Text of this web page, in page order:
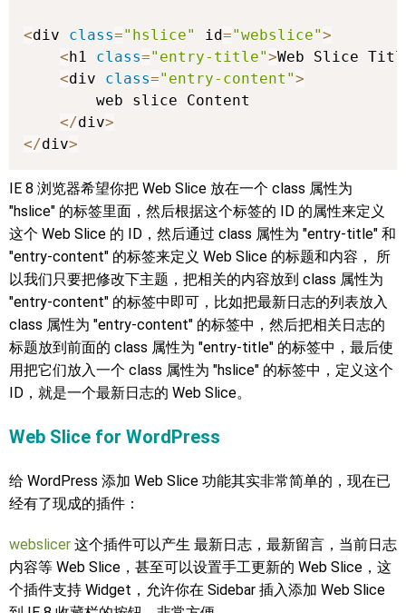
<div class="hslice" id="webslice">
<h1 class="entry-title">Web Slice
<div class="entry-content">
        web slice Content
</div>
</div>
IE 8 浏览器希望你把 Web Slice 放在一个 class 属性为
"hslice" 的标签里面，然后根据这个标签的 ID 的属性来定义
这个 Web Slice 的 ID，然后通过 class 属性为 "entry-title" 和
"entry-content" 的标签来定义 Web Slice 的标题和内容， 所
以我们只要把修改下主题，把相关的内容放到 class 属性为
"entry-content" 的标签中即可，比如把最新日志的列表放入
class 属性为 "entry-content" 的标签中，然后把相关日志的
标题放到前面的 class 属性为 "entry-title" 的标签中，最后使
用把它们放入一个 class 属性为 "hslice" 的标签中，定义这个
ID，就是一个最新日志的 Web Slice。
Web Slice for WordPress
给 WordPress 添加 Web Slice 功能其实非常简单的，现在已
经有了现成的插件：
webslicer 这个插件可以产生 最新日志，最新留言，当前日志
内容等 Web Slice，甚至可以设置手工更新的 Web Slice，这
个插件支持 Widget，允许你在 Sidebar 插入添加 Web Slice